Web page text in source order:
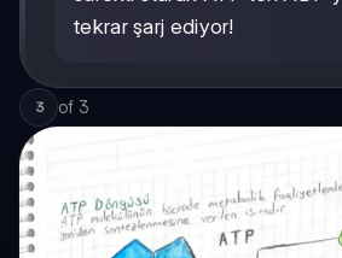
tekrar şarj ediyor!
3 of 3